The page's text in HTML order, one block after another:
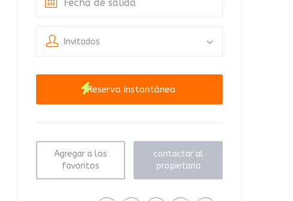
Invitados
Agregar a los
favoritos
contactar al
propietario